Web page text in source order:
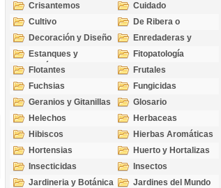
Crisantemos
Cuidado
Cultivo
De Ribera o
Palustres
Decoración y Diseño
Enredaderas y
cubresuelos
Estanques y
Acuáticas
Fitopatología
Flotantes
Frutales
Fuchsias
Fungicidas
Geranios y Gitanillas
Glosario
Helechos
Herbaceas
Hibiscos
Hierbas Aromáticas
Hortensias
Huerto y Hortalizas
Insecticidas
Insectos
Jardineria y Botánica
Jardines del Mundo